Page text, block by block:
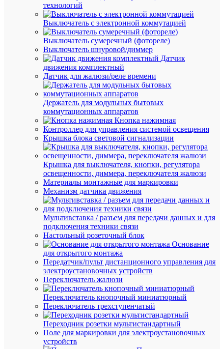
технологий
Выключатель с электронной коммутацией
Выключатель сумеречный (фотореле)
Выключатель шнуровой/диммер
Датчик
движения комплектный
Датчик для жалюзи/реле времени
Держатель для модульных бытовых
коммутационных аппаратов
Кнопка нажимная
Контроллер для управления системой освещения
Крышка блока световой сигнализации
Крышка для выключателя, кнопки, регулятора
освещенности, диммера, переключателя жалюзи
Материалы монтажные для маркировки
Механизм датчика движения
Мультивставка / разъем для передачи данных и для
подключения техники связи
Настольный розеточный блок
Основание
для открытого монтажа
Передатчик/пульт дистанционного управления для
электроустановочных устройств
Переключатель жалюзи
Переключатель кнопочный миниатюрный
Переключатель трехступенчатый
Переходник розетки мультистандартный
Поле для маркировки для электроустановочных
устройств
(113
Артикул
593075
Бренд
CHINT
₽
шт.
В
В